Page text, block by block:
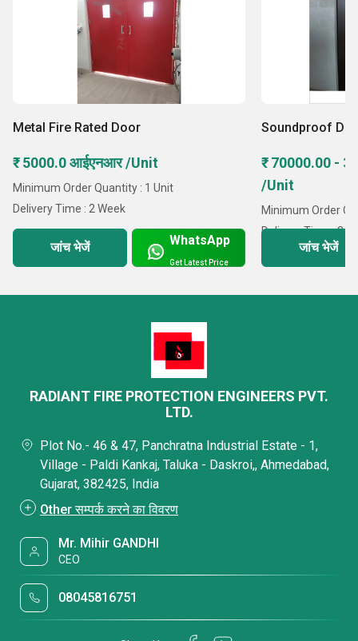
Security Doors.
Fire Rated Steel
Metal Fire Rated Door
₹ 5000.0 आईएनआर /Unit
Minimum Order Quantity : 1 Unit
Delivery Time : 2 Week
जांच भेजें WhatsApp
Get Latest Price
Soundproof
₹ 70000.00 -
/Unit
Minimum Order
Delivery Time : 3
जांच भेजें
RADIANT FIRE PROTECTION ENGINEERS PVT.
LTD.
Plot No.- 46 & 47, Panchratna Industrial Estate - 1,
Village - Paldi Kankaj, Taluka - Daskroi,, Ahmedabad,
Gujarat, 382425, India
Other सम्पर्क करने का विवरण
Mr. Mihir GANDHI
CEO
08045816751